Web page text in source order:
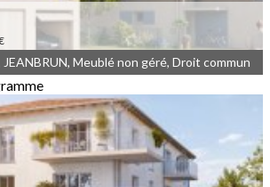
900,00 €
Meublé non géré, Droit commun